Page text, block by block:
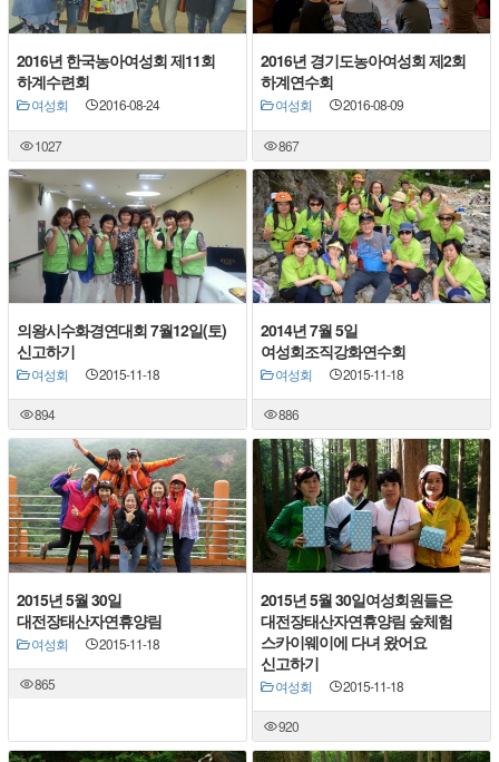
2016년 한국농아여성회 제11회
하계수련회
여성회 2016-08-24
1027
2016년 경기도농아여성회 제2회
하계연수회
여성회 2016-08-09
867
의왕시수화경연대회 7월12일(토)
신고하기
여성회 2015-11-18
894
2014년 7월 5일
여성회조직강화연수회
여성회 2015-11-18
886
2015년 5월 30일
대전장태산자연휴양림
여성회 2015-11-18
865
2015년 5월 30일여성회원들은
대전장태산자연휴양림 숲체험
스카이웨이에 다녀 왔어요
신고하기
여성회 2015-11-18
920